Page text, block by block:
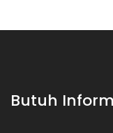
Butuh